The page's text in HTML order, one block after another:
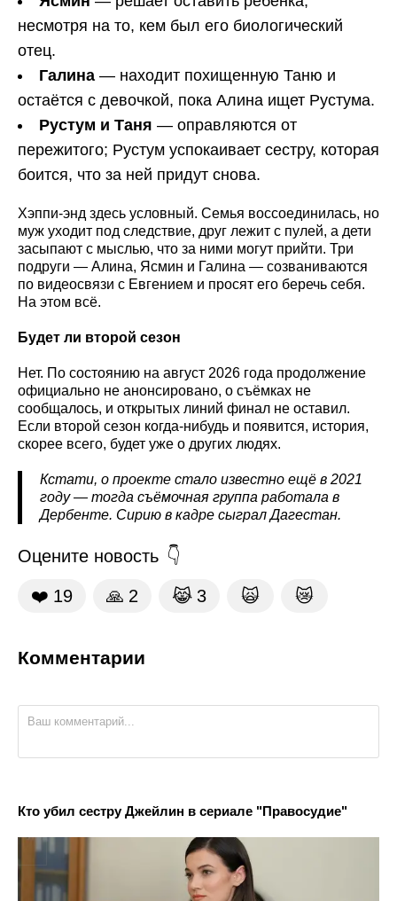
несмотря на то, кем был его биологический
отец.
Галина — находит похищенную Таню и
остаётся с девочкой, пока Алина ищет Рустума.
Рустум и Таня — оправляются от
пережитого; Рустум успокаивает сестру, которая
боится, что за ней придут снова.
Хэппи-энд здесь условный. Семья воссоединилась, но
муж уходит под следствие, друг лежит с пулей, а дети
засыпают с мыслью, что за ними могут прийти. Три
подруги — Алина, Ясмин и Галина — созваниваются
по видеосвязи с Евгением и просят его беречь себя.
На этом всё.
Будет ли второй сезон
Нет. По состоянию на август 2026 года продолжение
официально не анонсировано, о съёмках не
сообщалось, и открытых линий финал не оставил.
Если второй сезон когда-нибудь и появится, история,
скорее всего, будет уже о других людях.
Кстати, о проекте стало известно ещё в 2021
году — тогда съёмочная группа работала в
Дербенте. Сирию в кадре сыграл Дагестан.
Оцените новость
❤️ 19 🙏 2 😹 3 🙀 😿
Комментарии
Кто убил сестру Джейлин в сериале "Правосудие"